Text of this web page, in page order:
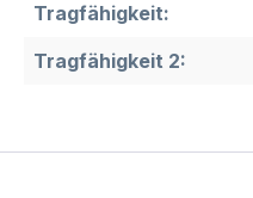
Tragfähigkeit:
Tragfähigkeit 2: